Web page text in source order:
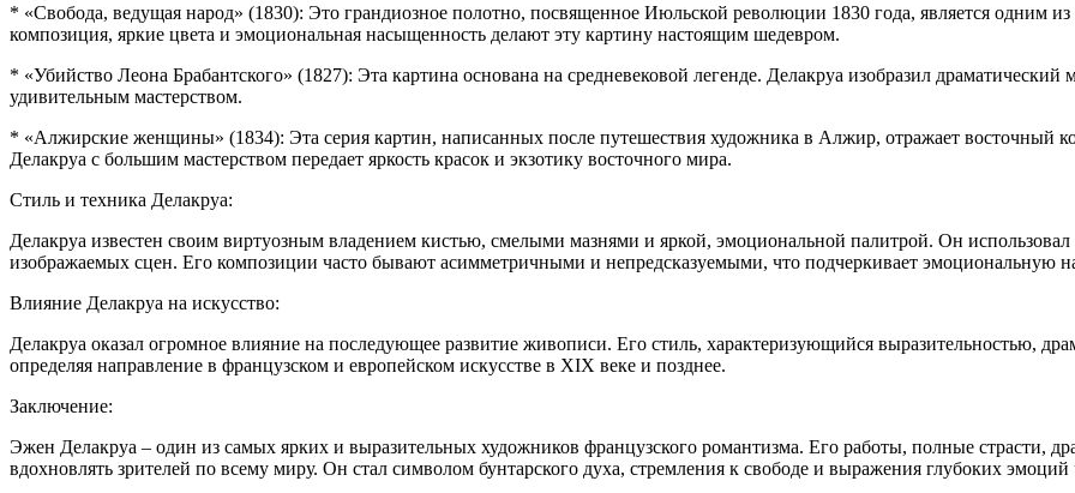
* «Свобода, ведущая народ» (1830): Это грандиозное полотно, посвященное Июльской революции 1830 года, является одним
композиция, яркие цвета и эмоциональная насыщенность делают эту картину настоящим шедевром.
* «Убийство Леона Брабантского» (1827): Эта картина основана на средневековой легенде. Делакруа изобразил
удивительным мастерством.
* «Алжирские женщины» (1834): Эта серия картин, написанных после путешествия художника в Алжир, отражает восточный
Делакруа с большим мастерством передает яркость красок и экзотику восточного мира.
Стиль и техника Делакруа:
Делакруа известен своим виртуозным владением кистью, смелыми мазнями и яркой, эмоциональной палитрой. Он
изображаемых сцен. Его композиции часто бывают асимметричными и непредсказуемыми, что подчеркивает эмоциональную
Влияние Делакруа на искусство:
Делакруа оказал огромное влияние на последующее развитие живописи. Его стиль, характеризующийся выразительностью,
определяя направление в французском и европейском искусстве в XIX веке и позднее.
Заключение:
Эжен Делакруа – один из самых ярких и выразительных художников французского романтизма. Его работы, полные страсти,
вдохновлять зрителей по всему миру. Он стал символом бунтарского духа, стремления к свободе и выражения глубоких эмоций